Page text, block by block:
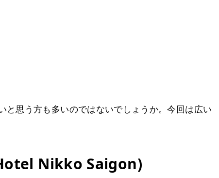
思う方も多いのではないでしょうか。今回は広い
Nikko Saigon)